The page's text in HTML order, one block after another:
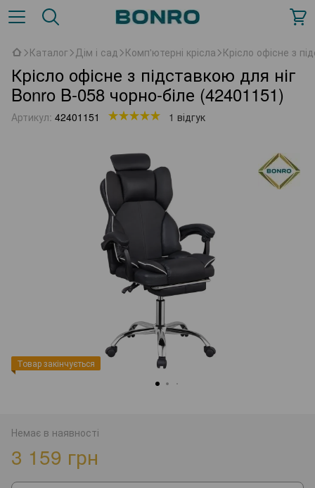
Каталог Дім і сад Комп'ютерні крісла Крісло офісне з
Крісло офісне з підставкою для ніг
Bonro B-058 чорно-біле (42401151)
Артикул: 42401151 1 відгук
Товар закінчується
Немає в наявності
3 159 грн